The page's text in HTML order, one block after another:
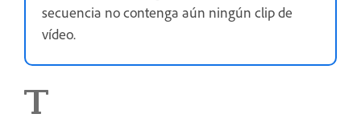
secuencia no contenga aún ningún clip de
vídeo.